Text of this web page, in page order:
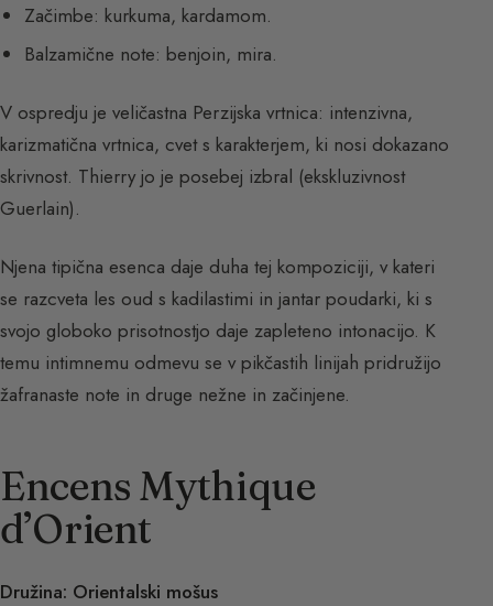
Začimbe: kurkuma, kardamom.
Balzamične note: benjoin, mira.
V ospredju je veličastna Perzijska vrtnica: intenzivna,
karizmatična vrtnica, cvet s karakterjem, ki nosi dokazano
skrivnost. Thierry jo je posebej izbral (ekskluzivnost
Guerlain).
Njena tipična esenca daje duha tej kompoziciji, v kateri
se razcveta les oud s kadilastimi in jantar poudarki, ki s
svojo globoko prisotnostjo daje zapleteno intonacijo. K
temu intimnemu odmevu se v pikčastih linijah pridružijo
žafranaste note in druge nežne in začinjene.
Encens Mythique
d’Orient
Družina: Orientalski mošus